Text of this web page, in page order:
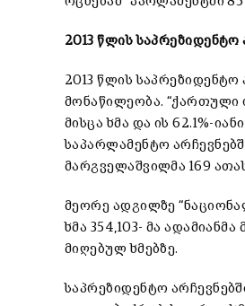
2013 წლის საპრეზიდენტო
2013 წლის საპრეზიდენტო
მონაწილეობა. “ქართული
მისცა ხმა და ის 62.1%-
საპარლამენტო
მარგველაშვილმა 169
მეორე ადგილზე
ხმა 354,103- მა
მიღებულ ხმებზე.
საპრეზიდენტო